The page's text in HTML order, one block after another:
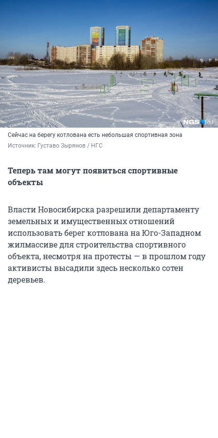
Сейчас на берегу котлована есть небольшая спортивная зона
Источник: Густаво Зырянов / НГС
Теперь там могут появиться спортивные
объекты
Власти Новосибирска разрешили департаменту
земельных и имущественных отношений
использовать берег котлована на Юго-Западном
жилмассиве для строительства спортивного
объекта, несмотря на протесты — в прошлом году
активисты высадили здесь несколько сотен
деревьев.